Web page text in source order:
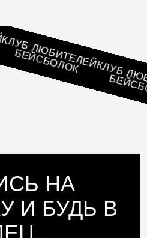
НА
И БУДЬ В
КЛУБ